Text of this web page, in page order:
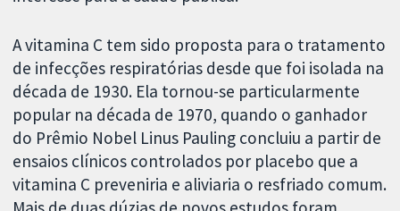
A vitamina C tem sido proposta para o tratamento
de infecções respiratórias desde que foi isolada na
década de 1930. Ela tornou-se particularmente
popular na década de 1970, quando o ganhador
do Prêmio Nobel Linus Pauling concluiu a partir de
ensaios clínicos controlados por placebo que a
vitamina C preveniria e aliviaria o resfriado comum.